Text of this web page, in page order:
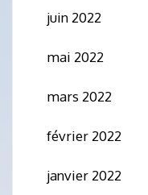
juin 2022
mai 2022
mars 2022
février 2022
janvier 2022